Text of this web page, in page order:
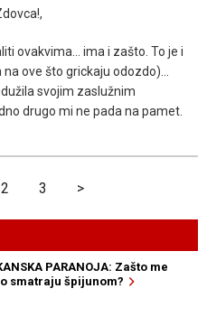
ovakvima... ima i zašto. To je i
ove što grickaju odozdo)...
svojim zaslužnim
drugo mi ne pada na pamet.
2 3 >
PARANOJA: Zašto me
smatraju špijunom?